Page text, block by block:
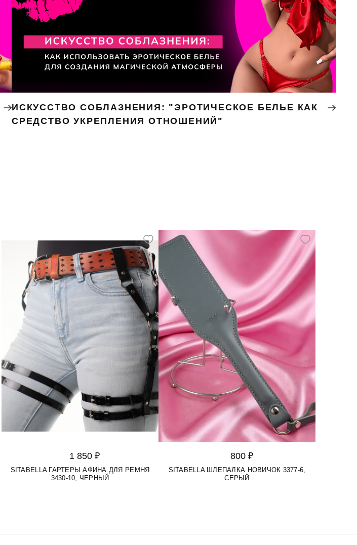
ИСКУССТВО СОБЛАЗНЕНИЯ: "ЭРОТИЧЕСКОЕ БЕЛЬЕ КАК
СРЕДСТВО УКРЕПЛЕНИЯ ОТНОШЕНИЙ"
1 850 ₽
SITABELLA ГАРТЕРЫ АФИНА ДЛЯ РЕМНЯ
3430-10, ЧЕРНЫЙ
800 ₽
SITABELLA ШЛЕПАЛКА НОВИЧОК 3377-6,
СЕРЫЙ